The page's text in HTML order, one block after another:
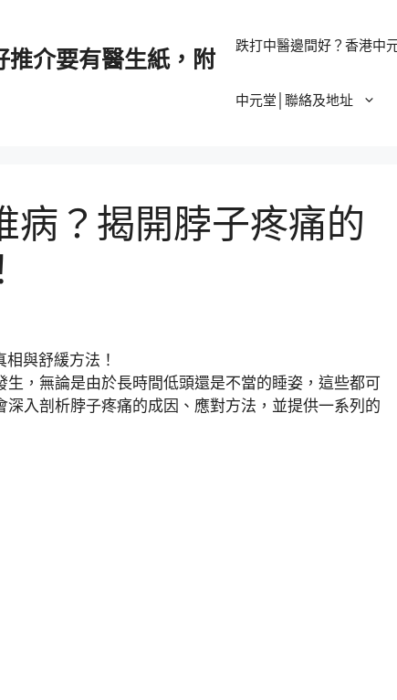
推介要有醫生紙，附
跌打中醫邊間好？香港中
中元堂│聯絡及地址
病？揭開脖子疼痛的
，無論是由於長時間低頭還是不當的睡姿，這些都可
入剖析脖子疼痛的成因、應對方法，並提供一系列的